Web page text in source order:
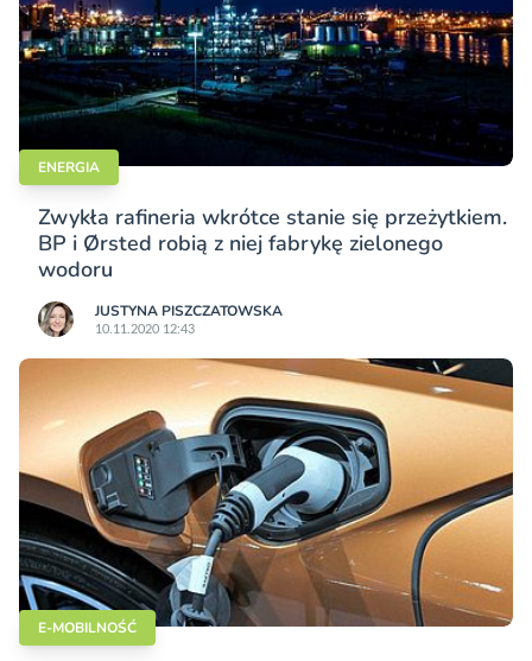
ENERGIA
Zwykła rafineria wkrótce stanie się przeżytkiem.
BP i Ørsted robią z niej fabrykę zielonego
wodoru
JUSTYNA PISZCZATOWSKA
10.11.2020 12:43
E-MOBILNOŚĆ